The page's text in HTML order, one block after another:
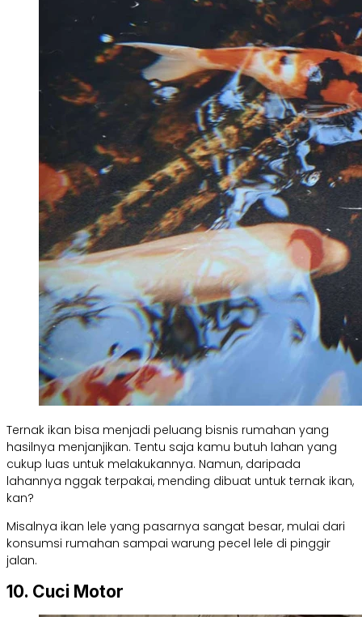
Ternak ikan bisa menjadi peluang bisnis rumahan yang
hasilnya menjanjikan. Tentu saja kamu butuh lahan yang
cukup luas untuk melakukannya. Namun, daripada
lahannya nggak terpakai, mending dibuat untuk ternak ikan,
kan?
Misalnya ikan lele yang pasarnya sangat besar, mulai dari
konsumsi rumahan sampai warung pecel lele di pinggir
jalan.
10. Cuci Motor